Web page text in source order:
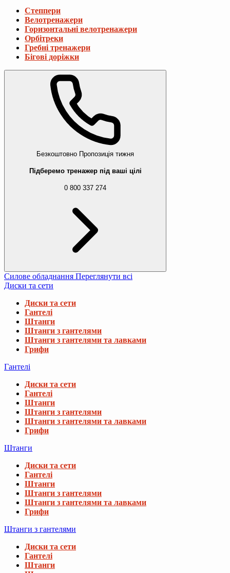
Степпери
Велотренажери
Горизонтальні велотренажери
Орбітреки
Гребні тренажери
Бігові доріжки
Безкоштовно Пропозиція тижня
Підберемо тренажер під ваші цілі
0 800 337 274
Силове обладнання Переглянути всі
Диски та сети
Диски та сети
Гантелі
Штанги
Штанги з гантелями
Штанги з гантелями та лавками
Грифи
Гантелі
Диски та сети
Гантелі
Штанги
Штанги з гантелями
Штанги з гантелями та лавками
Грифи
Штанги
Диски та сети
Гантелі
Штанги
Штанги з гантелями
Штанги з гантелями та лавками
Грифи
Штанги з гантелями
Диски та сети
Гантелі
Штанги